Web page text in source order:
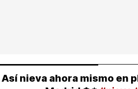
Así nieva ahora mismo en